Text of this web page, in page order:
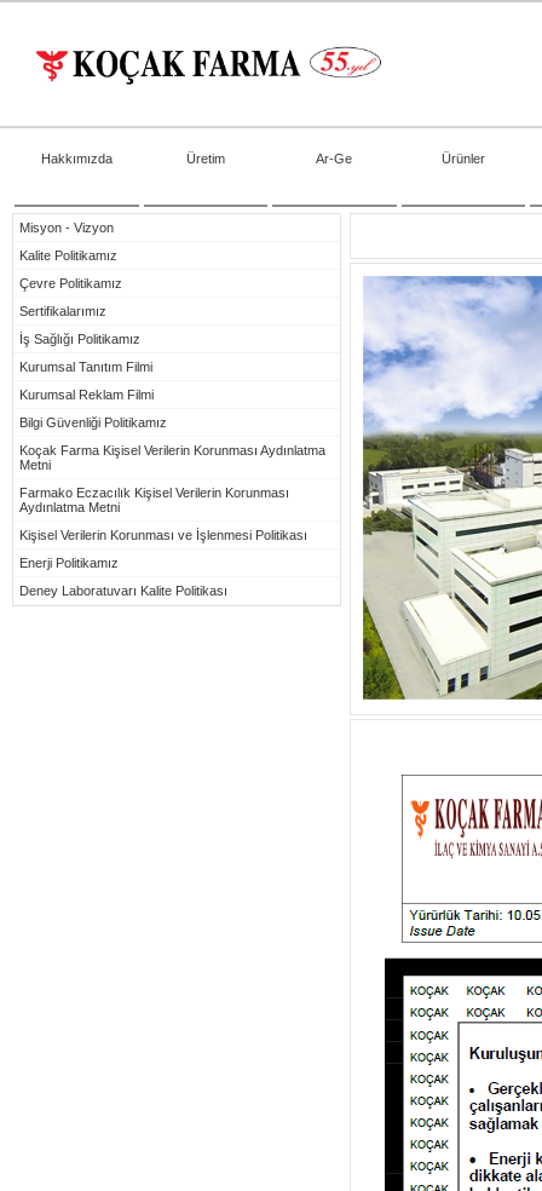
Hakkımızda Üretim Ar-Ge Ürünler
Misyon - Vizyon
Kalite Politikamız
Çevre Politikamız
Sertifikalarımız
İş Sağlığı Politikamız
Kurumsal Tanıtım Filmi
Kurumsal Reklam Filmi
Bilgi Güvenliği Politikamız
Koçak Farma Kişisel Verilerin Korunması Aydınlatma
Metni
Farmako Eczacılık Kişisel Verilerin Korunması
Aydınlatma Metni
Kişisel Verilerin Korunması ve İşlenmesi Politikası
Enerji Politikamız
Deney Laboratuvarı Kalite Politikası